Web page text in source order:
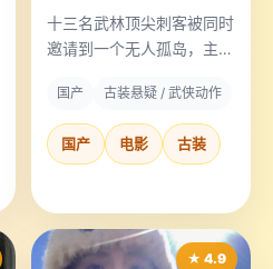
十三名武林顶尖刺客被同时
邀请到一个无人孤岛，主人
好是门徒排名。
国产 古装悬疑 / 武侠动作
国产 电影 古装
★ 4.9